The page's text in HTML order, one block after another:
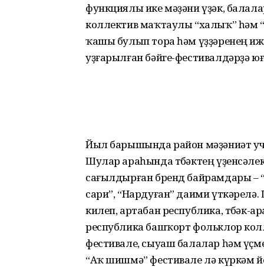
функциялы ике мәҙәни үҙәк,
коллектив маҡтаулы “халыҡ” һәм
ҡашы булып тора һәм үҙҙәренең
уҙғарылған бәйге-фестивалдәрҙә
Йыл барышында район мәҙәниәт
Шулар араһында төбәктең
сағылдырған бренд байрамдары –
сари”, “Нардуған” даими
килеп, артабан республика, төбәк-
республика башҡорт фольклор
фестивале, сыуаш балалар һәм
“Аҡ шишмә” фестивале лә күркәм